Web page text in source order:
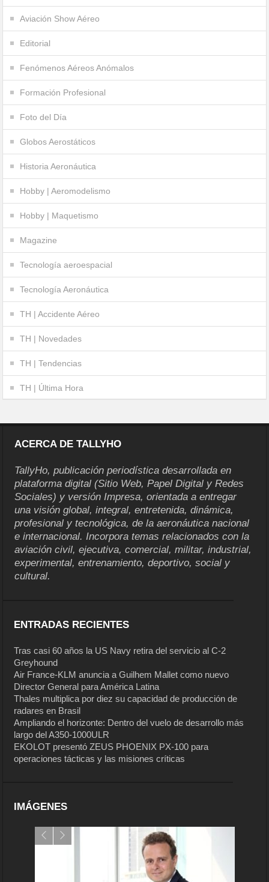
Aviación Show Aéreo
Editorial
Fenómenos Aéreos Anómalos
Formación Profesional
Foto del Día
Globos Aerostáticos
Historia Aeronáutica
Hobby | Aeromodelismo
Hobby | Maquetismo
Magazine
Tecnología aeroespacial
Tecnología Aeronáutica
TH | Accidente Aéreo
TH | Novedades
TH | Tendencias
TH | Última Hora
ACERCA DE TALLYHO
TallyHo, publicación periodística desarrollada en
plataforma digital (Sitio Web, Papel Digital y Redes
Sociales) y versión Impresa, orientada a entregar
una visión global, integral, entretenida, dinámica,
profesional y tecnológica, de la aeronáutica nacional
e internacional. Incorpora temas relacionados con la
aviación civil, ejecutiva, comercial, militar, industrial,
experimental, entrenamiento, deportivo, social y
cultural.
ENTRADAS RECIENTES
Tras casi 60 años la US Navy retira del servicio al C-2
Greyhound
Air France-KLM anuncia a Guilhem Mallet como nuevo
Director General para América Latina
Thales multiplica por diez su capacidad de producción de
radares en Brasil
Ampliando el horizonte: Dentro del vuelo de desarrollo más
largo del A350-1000ULR
EKOLOT presentó ZEUS PHOENIX PX-100 para
operaciones tácticas y las misiones críticas
IMÁGENES